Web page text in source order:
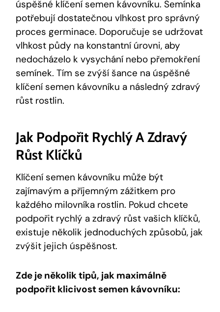
úspěšné klíčení semen kávovníku. Semínka
potřebují dostatečnou vlhkost pro správný
proces germinace. Doporučuje se udržovat
vlhkost půdy na konstantní úrovni, aby
nedocházelo k vysychání nebo přemokření
semínek. Tím se zvýší šance na úspěšné
klíčení semen kávovníku a následný zdravý
růst rostlin.
Jak Podpořit Rychlý A Zdravý
Růst Klíčků
Klíčení semen kávovníku může být
zajímavým a příjemným zážitkem pro
každého milovníka rostlin. Pokud chcete
podpořit rychlý a zdravý růst vašich klíčků,
existuje několik jednoduchých způsobů, jak
zvýšit jejich úspěšnost.
Zde je několik tipů, jak maximálně
podpořit klicivost semen kávovníku: